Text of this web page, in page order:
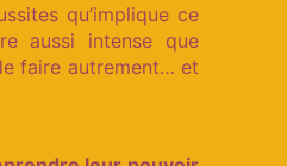
qu’implique ce
aussi intense que
faire autrement… et